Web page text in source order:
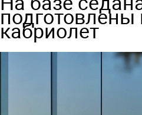
подготовлены
кабриолет